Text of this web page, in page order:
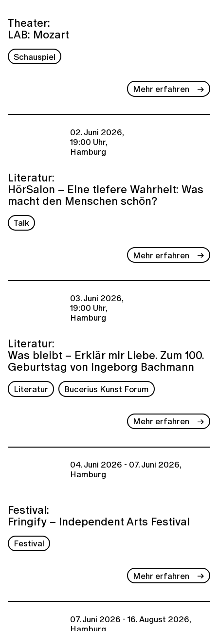
Theater:
LAB: Mozart
Schauspiel
Mehr erfahren
02. Juni 2026,
19:00 Uhr,
Hamburg
Literatur:
HörSalon – Eine tiefere Wahrheit: Was
macht den Menschen schön?
Talk
Mehr erfahren
03. Juni 2026,
19:00 Uhr,
Hamburg
Literatur:
Was bleibt – Erklär mir Liebe. Zum 100.
Geburtstag von Ingeborg Bachmann
Literatur Bucerius Kunst Forum
Mehr erfahren
04. Juni 2026 - 07. Juni 2026,
Hamburg
Festival:
Fringify – Independent Arts Festival
Festival
Mehr erfahren
07. Juni 2026 - 16. August 2026,